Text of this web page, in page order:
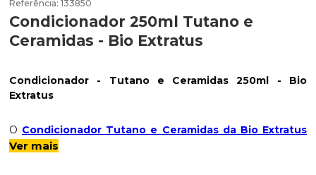
Referência: 133850
Condicionador 250ml Tutano e
Ceramidas - Bio Extratus
Condicionador - Tutano e Ceramidas 250ml - Bio
Extratus
O Condicionador Tutano e Ceramidas da Bio Extratus
tem como seu principal princípio ativo, o óleo de Tutano,
Ver mais